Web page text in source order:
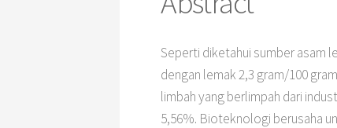
Seperti diketahui sumber asam
dengan lemak 2,3 gram/100
limbah yang berlimpah dari
5,56%. Bioteknologi berusaha